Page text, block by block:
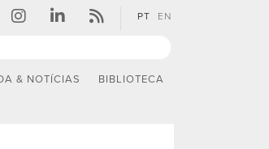
PT EN
& NOTÍCIAS BIBLIOTECA